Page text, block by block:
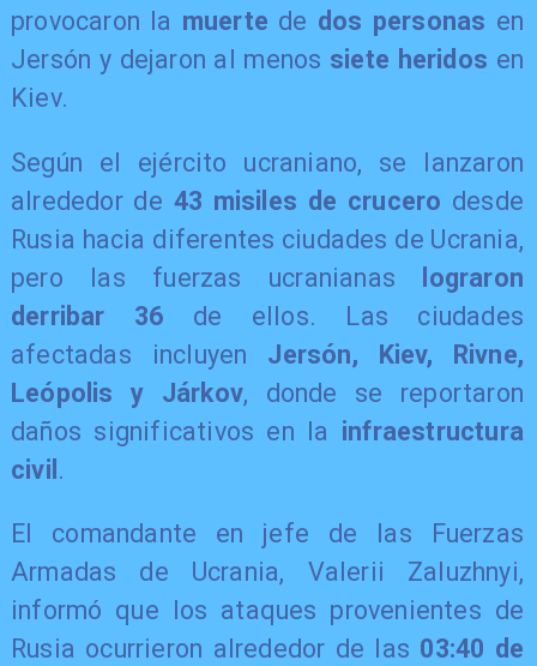
provocaron la muerte de dos personas en
Jersón y dejaron al menos siete heridos en
Kiev.
Según el ejército ucraniano, se lanzaron
alrededor de 43 misiles de crucero desde
Rusia hacia diferentes ciudades de Ucrania,
pero las fuerzas ucranianas
lograron
derribar 36 de ellos. Las ciudades
afectadas incluyen Jersón, Kiev, Rivne,
Leópolis y Járkov, donde se reportaron
daños significativos en la infraestructura
civil .
El comandante en jefe de las Fuerzas
Armadas de Ucrania, Valerii Zaluzhnyi,
informó que los ataques provenientes de
Rusia ocurrieron alrededor de las 03:40 de